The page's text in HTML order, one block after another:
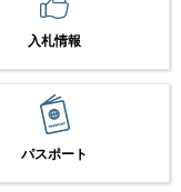
入札情報
パスポート